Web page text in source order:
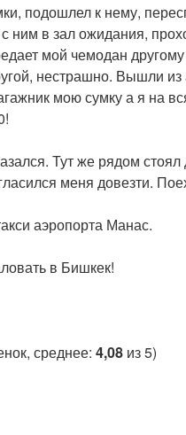
подошлел к нему,
ним в зал ожидания,
мой чемодан
нестрашно. Вышли
мою сумку а я на
Тут же рядом
меня довезти.
аэропорта Манас.
в Бишкек!
среднее: 4,08 из 5)